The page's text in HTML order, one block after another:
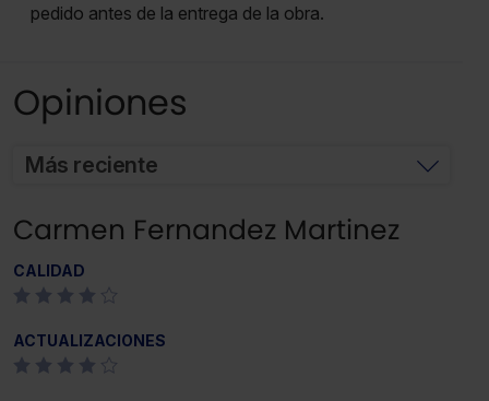
pedido antes de la entrega de la obra.
Opiniones
Más reciente
Carmen Fernandez Martinez
CALIDAD
ACTUALIZACIONES